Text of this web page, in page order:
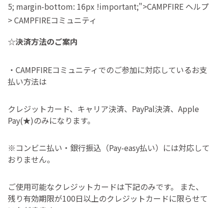
5; margin-bottom: 16px !important;">CAMPFIRE ヘルプ
> CAMPFIREコミュニティ
☆決済方法のご案内
・CAMPFIREコミュニティでのご参加に対応しているお支
払い方法は
クレジットカード、キャリア決済、PayPal決済、Apple
Pay(★)のみになります。
※コンビニ払い・銀行振込（Pay-easy払い）には対応して
おりません。
ご使用可能なクレジットカードは下記のみです。 また、
残り有効期限が100日以上のクレジットカードに限らせて